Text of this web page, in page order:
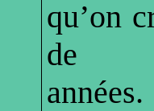
qu’on
de
années.